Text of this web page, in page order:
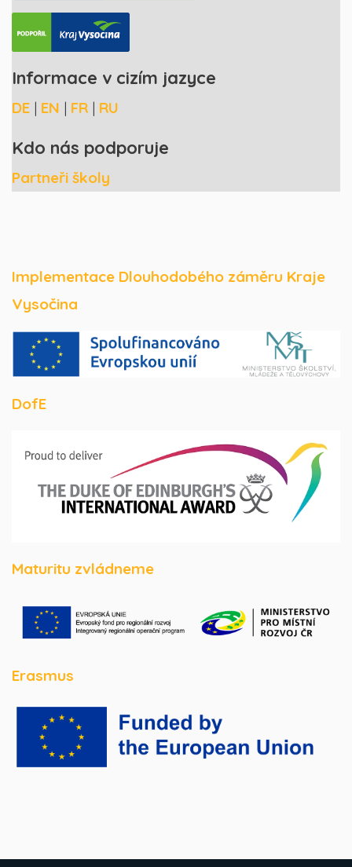
Informace v cizím jazyce
DE | EN | FR | RU
Kdo nás podporuje
Partneři školy
Implementace Dlouhodobého záměru Kraje
Vysočina
DofE
Maturitu zvládneme
Erasmus